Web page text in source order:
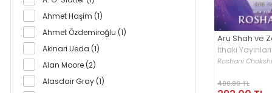
Ada Yayın (1)
Aden Yayıncılık (1)
Ahmet Haşim (1)
Ahmet Özdemiroğlu (1)
Akinari Ueda (1)
Alan Moore (2)
Alasdair Gray (1)
Aru Shah ve
İthaki Yayınları
Roshani Chokshi
400,00 TL